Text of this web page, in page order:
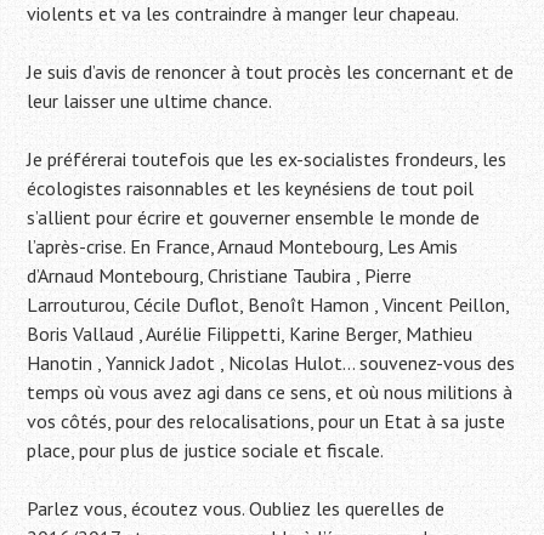
violents et va les contraindre à manger leur chapeau.
Je suis d’avis de renoncer à tout procès les concernant et de
leur laisser une ultime chance.
Je préférerai toutefois que les ex-socialistes frondeurs, les
écologistes raisonnables et les keynésiens de tout poil
s’allient pour écrire et gouverner ensemble le monde de
l’après-crise. En France, Arnaud Montebourg, Les Amis
d’Arnaud Montebourg, Christiane Taubira , Pierre
Larrouturou, Cécile Duflot, Benoît Hamon , Vincent Peillon,
Boris Vallaud , Aurélie Filippetti, Karine Berger, Mathieu
Hanotin , Yannick Jadot , Nicolas Hulot… souvenez-vous des
temps où vous avez agi dans ce sens, et où nous militions à
vos côtés, pour des relocalisations, pour un Etat à sa juste
place, pour plus de justice sociale et fiscale.
Parlez vous, écoutez vous. Oubliez les querelles de